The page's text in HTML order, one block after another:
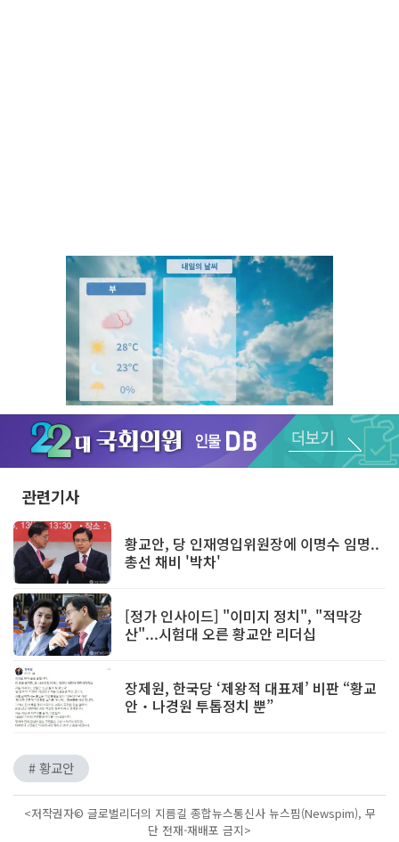
Unmute
관련기사
황교안, 당 인재영입위원장에 이명수 임명..
총선 채비 '박차'
[정가 인사이드] "이미지 정치", "적막강
산"...시험대 오른 황교안 리더십
장제원, 한국당 ‘제왕적 대표제’ 비판 “황교
안‧나경원 투톱정치 뿐”
# 황교안
<저작권자© 글로벌리더의 지름길 종합뉴스통신사 뉴스핌(Newspim), 무
단 전재-재배포 금지>